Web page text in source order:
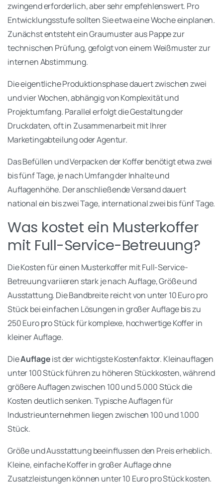
zwingend erforderlich, aber sehr empfehlenswert. Pro
Entwicklungsstufe sollten Sie etwa eine Woche einplanen.
Zunächst entsteht ein Graumuster aus Pappe zur
technischen Prüfung, gefolgt von einem Weißmuster zur
internen Abstimmung.
Die eigentliche Produktionsphase dauert zwischen zwei
und vier Wochen, abhängig von Komplexität und
Projektumfang. Parallel erfolgt die Gestaltung der
Druckdaten, oft in Zusammenarbeit mit Ihrer
Marketingabteilung oder Agentur.
Das Befüllen und Verpacken der Koffer benötigt etwa zwei
bis fünf Tage, je nach Umfang der Inhalte und
Auflagenhöhe. Der anschließende Versand dauert
national ein bis zwei Tage, international zwei bis fünf Tage.
Was kostet ein Musterkoffer
mit Full-Service-Betreuung?
Die Kosten für einen Musterkoffer mit Full-Service-
Betreuung variieren stark je nach Auflage, Größe und
Ausstattung. Die Bandbreite reicht von unter 10 Euro pro
Stück bei einfachen Lösungen in großer Auflage bis zu
250 Euro pro Stück für komplexe, hochwertige Koffer in
kleiner Auflage.
DieAuflageist der wichtigste Kostenfaktor. Kleinauflagen
unter 100 Stück führen zu höheren Stückkosten, während
größere Auflagen zwischen 100 und 5.000 Stück die
Kosten deutlich senken. Typische Auflagen für
Industrieunternehmen liegen zwischen 100 und 1.000
Stück.
Größe und Ausstattung beeinflussen den Preis erheblich.
Kleine, einfache Koffer in großer Auflage ohne
Zusatzleistungen können unter 10 Euro pro Stück kosten.